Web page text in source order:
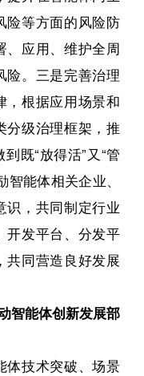
险等方面的风险防
、应用、维护全周
险。三是完善治理
，根据应用场景和
分级治理框架，推
既“放得活”又“管
能体相关企业、
识，共同制定行业
开发平台、分发平
共同营造良好发展
智能体创新发展部
技术突破、场景